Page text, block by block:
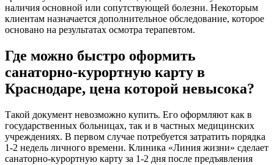
наличия основной или сопутствующей болезни. Некоторым
клиентам назначается дополнительное обследование, которое
основано на результатах осмотра терапевтом.
Где можно быстро оформить
санаторно-курортную карту в
Краснодаре, цена которой невысока?
Такой документ невозможно купить. Его оформляют как в
государственных больницах, так и в частных медицинских
учреждениях. В первом случае потребуется затратить порядка
1-2 недель личного времени. Клиника «Линия жизни» сделает
санаторно-курортную карту за 1-2 дня после предъявления